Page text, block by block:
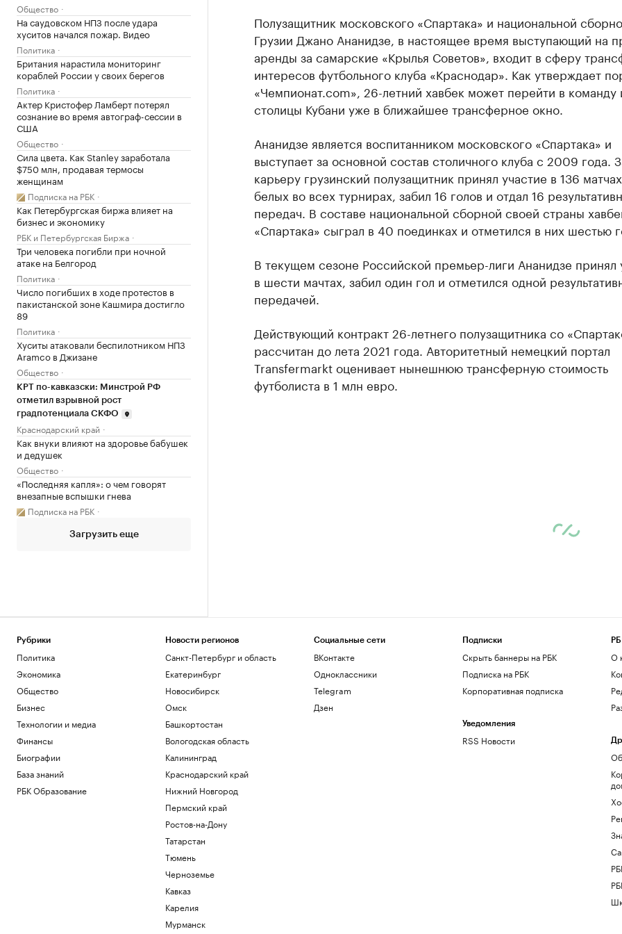
Общество
На саудовском НПЗ после удара
хуситов начался пожар. Видео
Политика
Британия нарастила мониторинг
кораблей России у своих берегов
Политика
Актер Кристофер Ламберт потерял
сознание во время автограф-сессии в
США
Общество
Сила цвета. Как Stanley заработала
$750 млн, продавая термосы
женщинам
Подписка на РБК
Как Петербургская биржа влияет на
бизнес и экономику
РБК и Петербургская Биржа
Три человека погибли при ночной
атаке на Белгород
Политика
Число погибших в ходе протестов в
пакистанской зоне Кашмира достигло
89
Политика
Хуситы атаковали беспилотником НПЗ
Aramco в Джизане
Общество
КРТ по-кавказски: Минстрой РФ
отметил взрывной рост
градпотенциала СКФО
Краснодарский край
Как внуки влияют на здоровье бабушек
и дедушек
Общество
«Последняя капля»: о чем говорят
внезапные вспышки гнева
Подписка на РБК
Загрузить еще
Полузащитник московского «Спартака» и национальной
Грузии Джано Ананидзе, в настоящее время выступающий на
аренды за самарские «Крылья Советов», входит в сферу
интересов футбольного клуба «Краснодар». Как утверждает
«Чемпионат.com», 26-летний хавбек может перейти в команду
столицы Кубани уже в ближайшее трансферное окно.
Ананидзе является воспитанником московского «Спартака» и
выступает за основной состав столичного клуба с 2009 года.
карьеру грузинский полузащитник принял участие в 136
белых во всех турнирах, забил 16 голов и отдал 16
передач. В составе национальной сборной своей страны
«Спартака» сыграл в 40 поединках и отметился в них шестью
В текущем сезоне Российской премьер-лиги Ананидзе принял
в шести мачтах, забил один гол и отметился одной
передачей.
Действующий контракт 26-летнего полузащитника со
рассчитан до лета 2021 года. Авторитетный немецкий портал
Transfermarkt оценивает нынешнюю трансферную стоимость
футболиста в 1 млн евро.
Рубрики
Политика
Экономика
Общество
Бизнес
Технологии и медиа
Финансы
Биографии
База знаний
РБК Образование
Новости регионов
Санкт-Петербург и область
Екатеринбург
Новосибирск
Омск
Башкортостан
Вологодская область
Калининград
Краснодарский край
Нижний Новгород
Пермский край
Ростов-на-Дону
Татарстан
Тюмень
Черноземье
Кавказ
Карелия
Мурманск
Социальные сети
ВКонтакте
Одноклассники
Telegram
Дзен
Подписки
Скрыть баннеры на РБК
Подписка на РБК
Корпоративная подписка
Уведомления
RSS Новости
О